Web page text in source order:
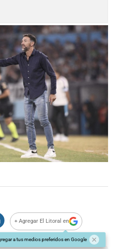
+ Agregar El Litoral en
a tus medios preferidos en Google